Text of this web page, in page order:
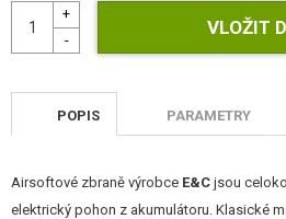
REKLAMNÍ PŘEDMĚTY
SLEVY, AKCE
POPIS PARAMETRY
Airsoftové zbraně výrobce E&C jsou
elektrický pohon z akumulátoru. Klasické